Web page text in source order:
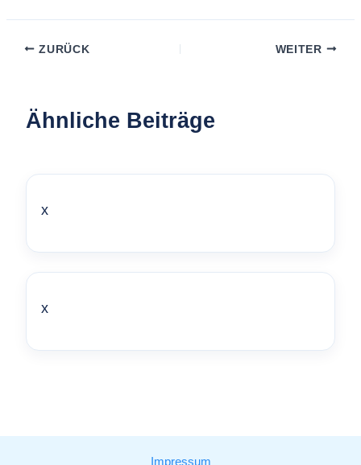
ZURÜCK WEITER
Ähnliche Beiträge
x
x
Impressum